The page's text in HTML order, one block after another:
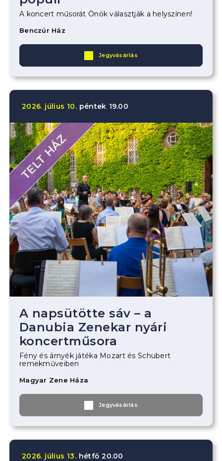
A koncert műsorát Önök választják a helyszínen!
Benczúr Ház
Jegyvásárlás
2026. július 10. péntek 19.00
TELT HÁZ
A napsütötte sáv – a
Danubia Zenekar nyári
koncertműsora
Fény és árnyék játéka Mozart és Schubert
remekműveiben
Magyar Zene Háza
Jegyvásárlás
2026. július 13. hétfő 20.00